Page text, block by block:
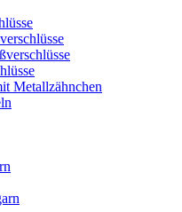
Metallzähnchen